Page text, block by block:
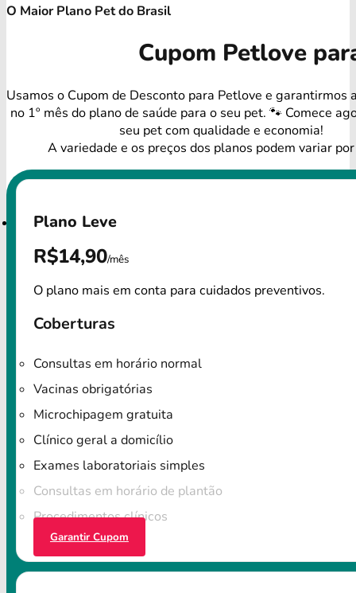
O Maior Plano Pet do Brasil
Cupom Petlove
Usamos o Cupom de Desconto para Petlove e garantirmos
no 1º mês do plano de saúde para o seu pet. 🐾 Comece
seu pet com qualidade e economia!
A variedade e os preços dos planos podem variar
Plano Leve
R$14,90/mês
O plano mais em conta para cuidados preventivos.
Coberturas
Consultas em horário normal
Vacinas obrigatórias
Microchipagem gratuita
Clínico geral a domicílio
Exames laboratoriais simples
Consultas em horário de plantão
Procedimentos clínicos
Garantir Cupom